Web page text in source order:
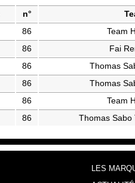
n°
86 Team
86 Fai
86 Thomas
86 Thomas
86 Team
86 Thomas Sabo
LES